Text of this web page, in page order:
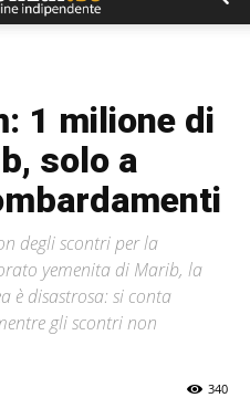
1 milione di
solo a
degli scontri per la
yemenita di Marib, la
è disastrosa: si conta
gli scontri non
340